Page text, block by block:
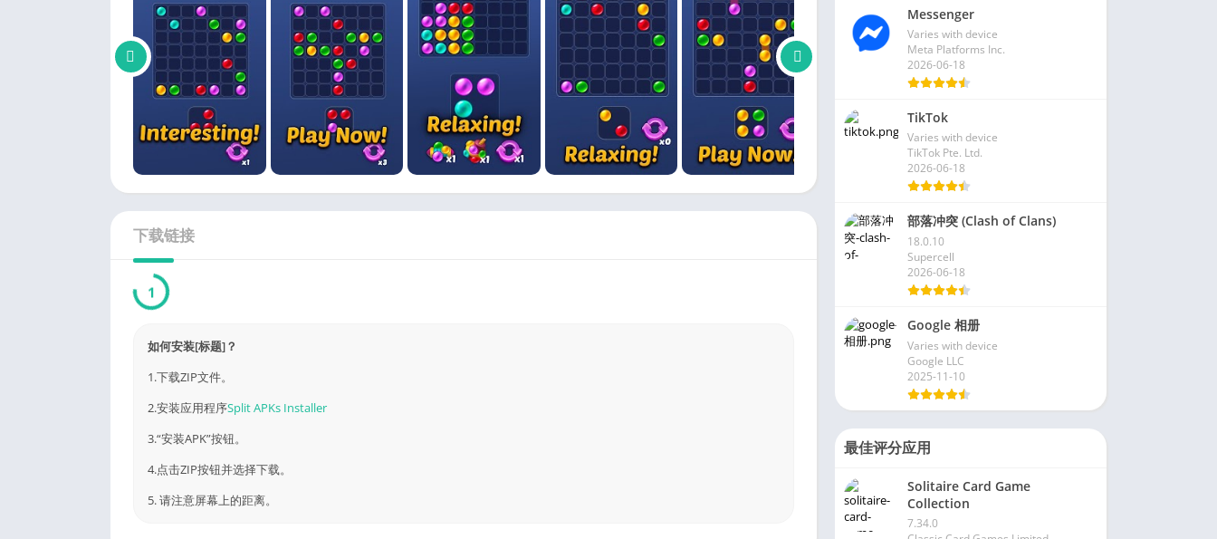
下载链接
1
如何安装[标题]？
1.下载ZIP文件。
2.安装应用程序Split APKs Installer
3.“安装APK”按钮。
4.点击ZIP按钮并选择下载。
5. 请注意屏幕上的距离。
Messenger
Varies with device
Meta Platforms Inc.
2026-06-18
TikTok
Varies with device
TikTok Pte. Ltd.
2026-06-18
部落冲突 (Clash of Clans)
18.0.10
Supercell
2026-06-18
Google 相册
Varies with device
Google LLC
2025-11-10
最佳评分应用
Solitaire Card Game
Collection
7.34.0